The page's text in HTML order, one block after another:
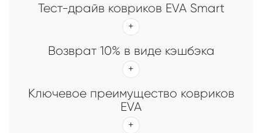
Тест-драйв ковриков EVA Smart
Возврат 10% в виде кэшбэка
Ключевое преимущество ковриков
EVA